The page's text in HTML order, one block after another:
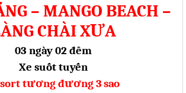
– MANGO BEACH –
CHÀIXƯA
03 ngày 02 đêm
Xe suốttuyến
tương đương 3 sao